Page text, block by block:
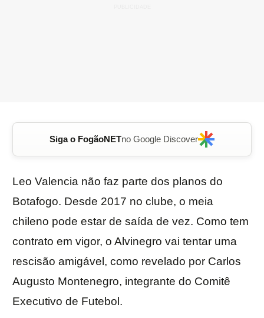
Siga o FogãoNETno Google Discover
Leo Valencia não faz parte dos planos do
Botafogo. Desde 2017 no clube, o meia
chileno pode estar de saída de vez. Como tem
contrato em vigor, o Alvinegro vai tentar uma
rescisão amigável, como revelado por Carlos
Augusto Montenegro, integrante do Comitê
Executivo de Futebol.